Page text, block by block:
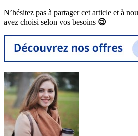
N’hésitez pas à partager cet article et à
avez choisi selon vos besoins 😉